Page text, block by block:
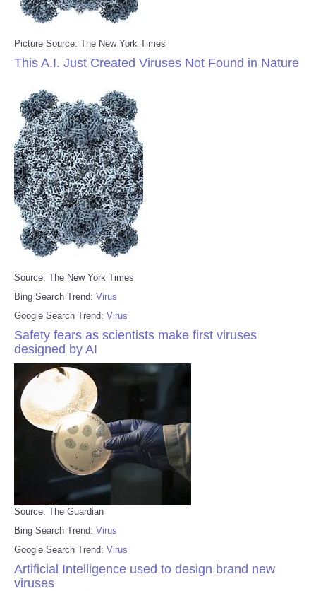
Picture Source: The New York Times
This A.I. Just Created Viruses Not Found in Nature
Source: The New York Times
Bing Search Trend: Virus
Google Search Trend: Virus
Safety fears as scientists make first viruses
designed by AI
Source: The Guardian
Bing Search Trend: Virus
Google Search Trend: Virus
Artificial Intelligence used to design brand new
viruses